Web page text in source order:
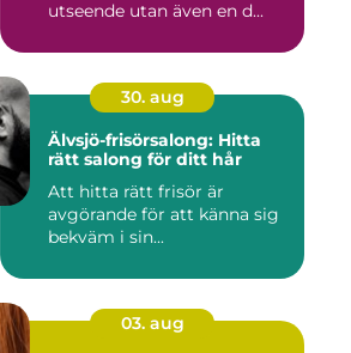
utseende utan även en d...
30. aug
Älvsjö-frisörsalong: Hitta
rätt salong för ditt hår
Att hitta rätt frisör är
avgörande för att känna sig
bekväm i sin...
03. aug